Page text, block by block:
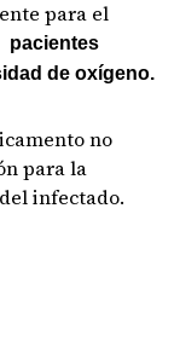
para el
pacientes
de oxígeno.
no
para la
infectado.